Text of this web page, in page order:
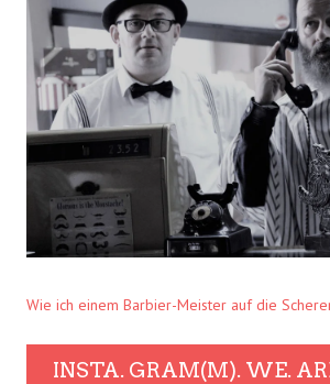
Wie ich einem Barbier-Meister auf die
INSTA. GRAM(M). WE.